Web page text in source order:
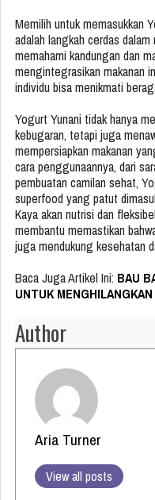
Memilih untuk memasukkan
adalah langkah cerdas
memahami kandungan dan
mengintegrasikan makanan
individu bisa menikmati
Yogurt Yunani tidak hanya
kebugaran, tetapi juga
mempersiapkan makanan
cara penggunaannya, dari
pembuatan camilan sehat,
superfood yang patut
Kaya akan nutrisi dan
membantu memastikan
juga mendukung kesehatan
Baca Juga Artikel Ini: BAU
UNTUK
Author
Aria Turner
View all posts